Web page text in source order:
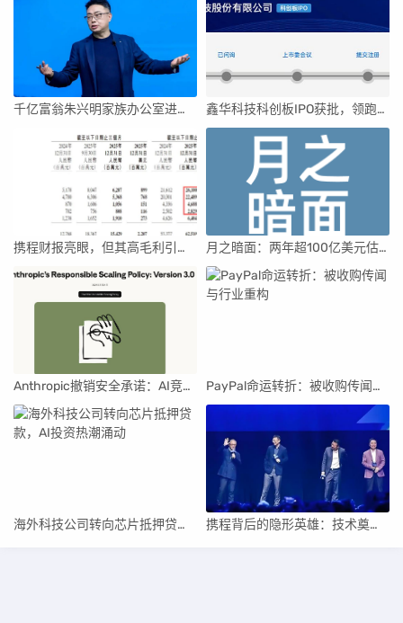
千亿富翁朱兴明家族办公室进军VC圈 鑫华科技科创板IPO获批，领跑国内半导体材料市场
携程财报亮眼，但其高毛利引发行业争议 月之暗面：两年超100亿美元估值，K2.5引领AI新纪元
Anthropic撤销安全承诺：AI竞赛中的伦理与商业博弈 PayPal命运转折：被收购传闻与行业重构
海外科技公司转向芯片抵押贷款，AI投资热潮涌动 携程背后的隐形英雄：技术奠基人顾备春